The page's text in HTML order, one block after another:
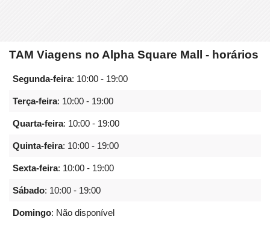
TAM Viagens no Alpha Square Mall - horários
Segunda-feira: 10:00 - 19:00
Terça-feira: 10:00 - 19:00
Quarta-feira: 10:00 - 19:00
Quinta-feira: 10:00 - 19:00
Sexta-feira: 10:00 - 19:00
Sábado: 10:00 - 19:00
Domingo: Não disponível